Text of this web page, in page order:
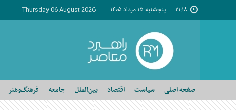
۲۱:۱۸ پنجشنبه ۱۵ مرداد ۱۴۰۵ Thursday 06 August 2026
صفحه اصلی سیاست اقتصاد بین‌الملل جامعه فرهنگ‌وهنر